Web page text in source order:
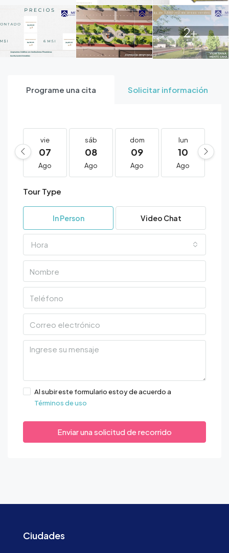
2+
Programe una cita Solicitar información
vie
07
Ago
sáb
08
Ago
dom
09
Ago
lun
10
Ago
Tour Type
In Person Video Chat
Hora
Al subir este formulario estoy de acuerdo a
Términos de uso
Enviar una solicitud de recorrido
Ciudades